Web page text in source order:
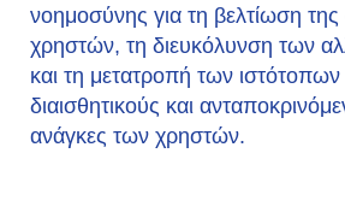
νοημοσύνης για τη βελτίωση
χρηστών, τη διευκόλυνση των
και τη μετατροπή των
διαισθητικούς και
ανάγκες των χρηστών.